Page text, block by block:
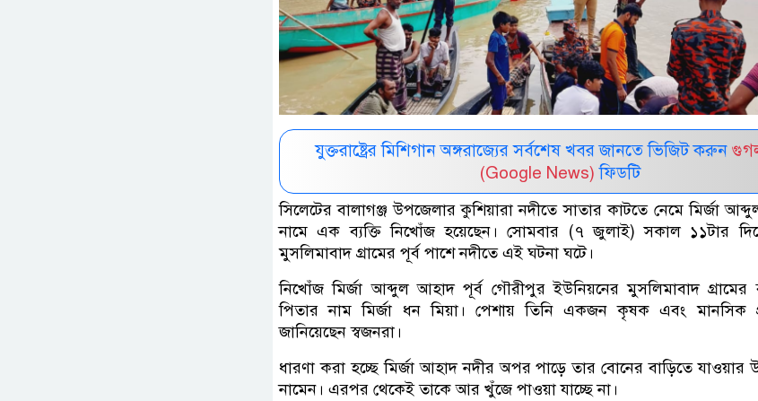
যুক্তরাষ্ট্রের মিশিগান অঙ্গরাজ্যের সর্বশেষ খবর জানতে ভিজিট করুন
(Google News) ফিডটি
সিলেটের বালাগঞ্জ উপজেলার কুশিয়ারা নদীতে সাতার কাটতে নেমে মির্জা
নামে এক ব্যক্তি নিখোঁজ হয়েছেন। সোমবার (৭ জুলাই) সকাল ১১টার
মুসলিমাবাদ গ্রামের পূর্ব পাশে নদীতে এই ঘটনা ঘটে।
নিখোঁজ মির্জা আব্দুল আহাদ পূর্ব গৌরীপুর ইউনিয়নের মুসলিমাবাদ গ্রামের
পিতার নাম মির্জা ধন মিয়া। পেশায় তিনি একজন কৃষক এবং মানসিক
জানিয়েছেন স্বজনরা।
ধারণা করা হচ্ছে মির্জা আহাদ নদীর অপর পাড়ে তার বোনের বাড়িতে যাওয়ার
নামেন। এরপর থেকেই তাকে আর খুঁজে পাওয়া যাচ্ছে না।